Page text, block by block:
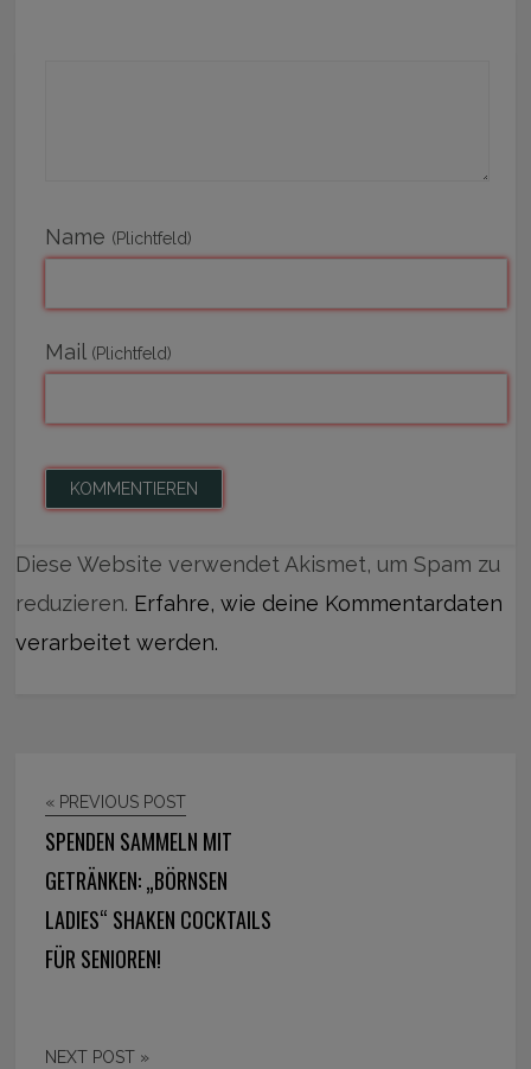
Name (Plichtfeld)
Mail (Plichtfeld)
Diese Website verwendet Akismet, um Spam zu
reduzieren. Erfahre, wie deine Kommentardaten
verarbeitet werden.
« PREVIOUS POST
SPENDEN SAMMELN MIT
GETRÄNKEN: „BÖRNSEN
LADIES“ SHAKEN COCKTAILS
FÜR SENIOREN!
NEXT POST »